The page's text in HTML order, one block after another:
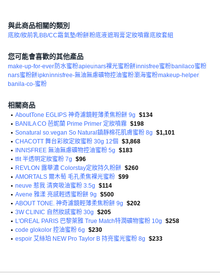
與此商品相關的類別
底妝/妝前乳 BB/CC霜氣墊/粉餅粉底液遮瑕膏定妝噴霧底妝套組
您可能會喜歡的其他產品
make-up-for-ever 防水蜜粉apieunars裸光蜜粉餅innisfree蜜粉banilaco蜜粉
nars蜜粉餅ipkninnisfree-無油無慮礦物控油蜜粉瀏海蜜粉makeup-helper
banila-co-蜜粉
相關商品
• AboutTone EGLIPS 神奇濾鏡輕薄柔焦粉餅 9g $134
• BANILA CO 芭妮蘭 Prime Primer 定妝噴霧 $198
• Sonatural so.vegan So Natural鎮靜棉花肌膚蜜粉 8g $1,101
• CHACOTT 舞台彩妝定妝蜜粉 30g 12個 $3,868
•
INNISFREE 無油無慮礦物控油蜜粉 5g $183
• tfit 半透明定妝蜜粉 7g $96
• REVLON 露華濃 Colorstay定妝持久粉餅 $260
• AMORTALS 爾木萄 毛孔柔焦裸光蜜粉 $99
• neuve 惹我 清爽吸油蜜粉 3.5g $114
• Avene 雅漾 亮感輕透蜜粉餅 9g $500
• ABOUT TONE. 神奇濾鏡輕薄柔焦粉餅 9g $202
• 3W CLINIC 自然妝感蜜粉 30g $205
• L'OREAL PARIS 巴黎萊雅 True Match特潤礦物蜜粉 10g $258
• code glokolor 控油蜜粉 6g $230
• espoir 艾絲珀 NEW Pro Taylor B 持亮蜜光蜜粉 8g $233